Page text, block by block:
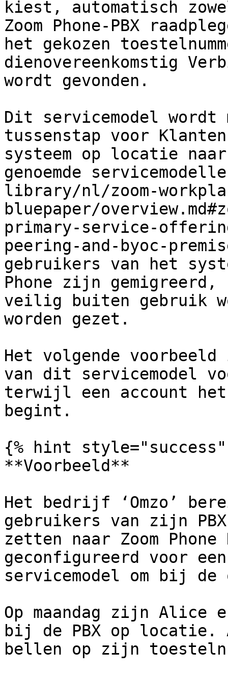
kiest, automatisch
Zoom Phone-PBX
het gekozen
dienovereenkomstig
wordt gevonden.
Dit servicemodel
tussenstap voor
systeem op locatie
genoemde
library/nl/zoom-
bluepaper/
primary-service-
peering-and-byoc-
gebruikers van het
Phone zijn
veilig buiten gebruik
worden gezet.
Het volgende
van dit servicemodel
terwijl een account
begint.
{% hint style="success"
**Voorbeeld**
Het bedrijf ‘Omzo’
gebruikers van zijn
zetten naar Zoom
geconfigureerd voor
servicemodel om bij de
Op maandag zijn Alice
bij de PBX op locatie.
bellen op zijn